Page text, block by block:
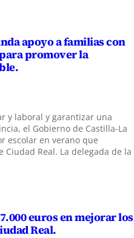
apoyo a familias con
promover la
y laboral y garantizar una
el Gobierno de Castilla-La
escolar en verano que
Real. La delegada de la
euros en mejorar los
Real.